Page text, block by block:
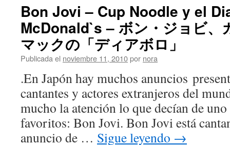
Bon Jovi – Cup Noodle y el
McDonald`s – ボン・ジョビ、
マックの「ディアボロ」
Publicada el noviembre 11, 2010por nora
.En Japón hay muchos anuncios
cantantes y actores extranjeros del
mucho la atención lo que decían de
favoritos: Bon Jovi. Bon Jovi está
anuncio de … Sigue leyendo →